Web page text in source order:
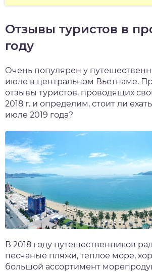
Отзывы туристов в
году
Очень популярен у путешест
июле в центральном Вьетнаме.
отзывы туристов, проводящих
2018 г. и определим, стоит ли
июле 2019 года?
В 2018 году путешественников
песчаные пляжи, теплое море,
большой ассортимент